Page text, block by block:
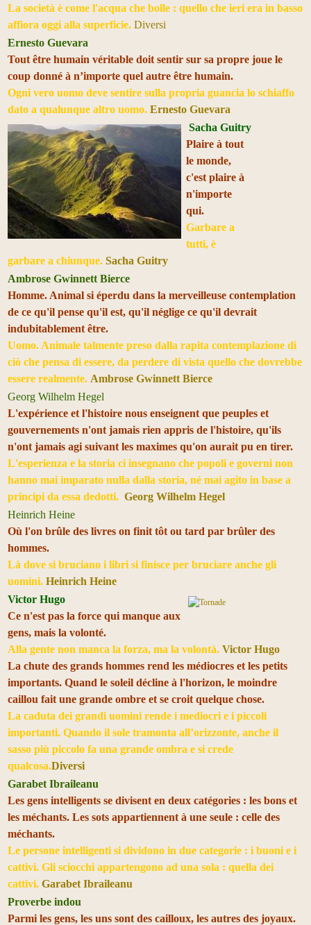
La società è come l'acqua che bolle : quello che ieri era in basso
affiora oggi alla superficie. Diversi
Ernesto Guevara
Tout être humain véritable doit sentir sur sa propre joue le
coup donné à n’importe quel autre être humain.
Ogni vero uomo deve sentire sulla propria guancia lo schiaffo
dato a qualunque altro uomo. Ernesto Guevara
Sacha Guitry
Plaire à tout
le monde,
c'est plaire à
n'importe
qui.
Garbare a
tutti, è
garbare a chiunque. Sacha Guitry
Ambrose Gwinnett Bierce
Homme. Animal si éperdu dans la merveilleuse contemplation
de ce qu'il pense qu'il est, qu'il néglige ce qu'il devrait
indubitablement être.
Uomo. Animale talmente preso dalla rapita contemplazione di
ciò che pensa di essere, da perdere di vista quello che dovrebbe
essere realmente. Ambrose Gwinnett Bierce
Georg Wilhelm Hegel
L'expérience et l'histoire nous enseignent que peuples et
gouvernements n'ont jamais rien appris de l'histoire, qu'ils
n'ont jamais agi suivant les maximes qu'on aurait pu en tirer.
L'esperienza e la storia ci insegnano che popoli e governi non
hanno mai imparato nulla dalla storia, né mai agito in base a
principi da essa dedotti. Georg Wilhelm Hegel
Heinrich Heine
Où l'on brûle des livres on finit tôt ou tard par brûler des
hommes.
Là dove si bruciano i libri si finisce per bruciare anche gli
uomini. Heinrich Heine
Victor Hugo
Ce n'est pas la force qui manque aux
gens, mais la volonté.
Alla gente non manca la forza, ma la volontà. Victor Hugo
La chute des grands hommes rend les médiocres et les petits
importants. Quand le soleil décline à l'horizon, le moindre
caillou fait une grande ombre et se croit quelque chose.
La caduta dei grandi uomini rende i mediocri e i piccoli
importanti. Quando il sole tramonta all’orizzonte, anche il
sasso più piccolo fa una grande ombra e si crede
qualcosa.Diversi
Garabet Ibraileanu
Les gens intelligents se divisent en deux catégories : les bons et
les méchants. Les sots appartiennent à une seule : celle des
méchants.
Le persone intelligenti si dividono in due categorie : i buoni e i
cattivi. Gli sciocchi appartengono ad una sola : quella dei
cattivi. Garabet Ibraileanu
Proverbe indou
Parmi les gens, les uns sont des cailloux, les autres des joyaux.